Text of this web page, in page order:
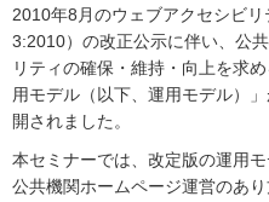
2010年8月のウェブアクセシビ
3:2010）の改正公示に伴い、公
リティの確保・維持・向上を求
用モデル（以下、運用モデル）
開されました。
本セミナーでは、改定版の運用
公共機関ホームページ運営のあ